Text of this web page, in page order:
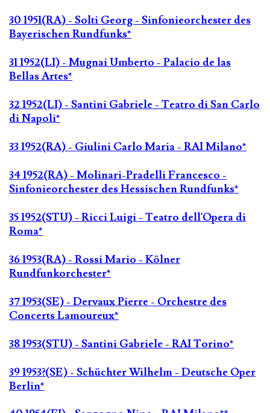
30 1951(RA) - Solti Georg - Sinfonieorchester des
Bayerischen Rundfunks*
31 1952(LI) - Mugnai Umberto - Palacio de las
Bellas Artes*
32 1952(LI) - Santini Gabriele - Teatro di San Carlo
di Napoli*
33 1952(RA) - Giulini Carlo Maria - RAI Milano*
34 1952(RA) - Molinari-Pradelli Francesco -
Sinfonieorchester des Hessischen Rundfunks*
35 1952(STU) - Ricci Luigi - Teatro dell'Opera di
Roma*
36 1953(RA) - Rossi Mario - Kölner
Rundfunkorchester*
37 1953(SE) - Dervaux Pierre - Orchestre des
Concerts Lamoureux*
38 1953(STU) - Santini Gabriele - RAI Torino*
39 1953?(SE) - Schüchter Wilhelm - Deutsche Oper
Berlin*